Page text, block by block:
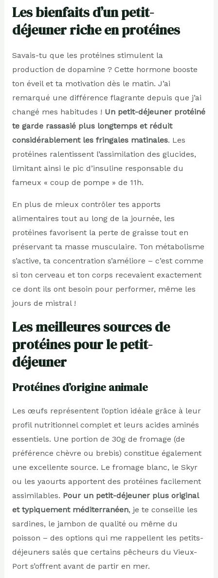
Les bienfaits d’un petit-
déjeuner riche en protéines
Savais-tu que les protéines stimulent la
production de dopamine ? Cette hormone booste
ton éveil et ta motivation dès le matin. J’ai
remarqué une différence flagrante depuis que j’ai
changé mes habitudes ! Un petit-déjeuner protéiné
te garde rassasié plus longtemps et réduit
considérablement les fringales matinales. Les
protéines ralentissent l’assimilation des glucides,
limitant ainsi le pic d’insuline responsable du
fameux « coup de pompe » de 11h.
En plus de mieux contrôler tes apports
alimentaires tout au long de la journée, les
protéines favorisent la perte de graisse tout en
préservant ta masse musculaire. Ton métabolisme
s’active, ta concentration s’améliore – c’est comme
si ton cerveau et ton corps recevaient exactement
ce dont ils ont besoin pour performer, même les
jours de mistral !
Les meilleures sources de
protéines pour le petit-
déjeuner
Protéines d’origine animale
Les œufs représentent l’option idéale grâce à leur
profil nutritionnel complet et leurs acides aminés
essentiels. Une portion de 30g de fromage (de
préférence chèvre ou brebis) constitue également
une excellente source. Le fromage blanc, le Skyr
ou les yaourts apportent des protéines facilement
assimilables. Pour un petit-déjeuner plus original
et typiquement méditerranéen, je te conseille les
sardines, le jambon de qualité ou même du
poisson – des options qui me rappellent les petits-
déjeuners salés que certains pêcheurs du Vieux-
Port s’offrent avant de partir en mer.